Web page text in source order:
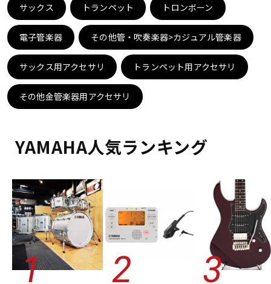
中古 ヴィンテージ
サックス トランペット トロンボーン
電子管楽器 その他管・吹奏楽器>カジュアル管楽器
サックス用アクセサリ トランペット用アクセサリ
その他金管楽器用アクセサリ
YAMAHA人気ランキング